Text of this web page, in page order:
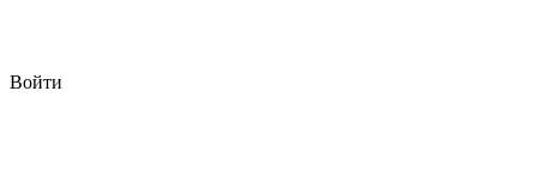
Войти